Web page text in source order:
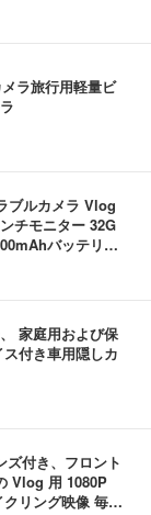
やすい構造 旅
ク + イヤーフッ
ラ旅行用軽量ビ
ブルカメラ Vlog
チモニター 32G
バッテリー
ツカメラ 三角ス
ク)
家庭用および保
付き車用隠しカ
付き、フロント
Vlog 用 1080P
リング映像 毎日